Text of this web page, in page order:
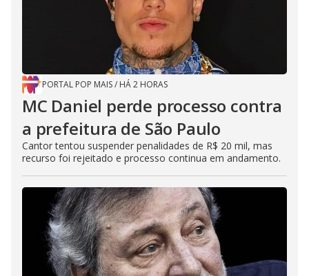
PORTAL POP MAIS/ HÁ 2 HORAS
MC Daniel perde processo contra
a prefeitura de São Paulo
Cantor tentou suspender penalidades de R$ 20 mil, mas
recurso foi rejeitado e processo continua em andamento.